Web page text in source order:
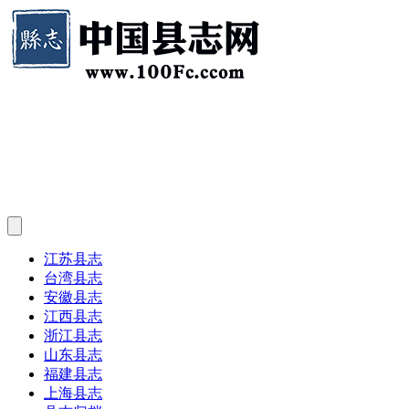
江苏县志
台湾县志
安徽县志
江西县志
浙江县志
山东县志
福建县志
上海县志